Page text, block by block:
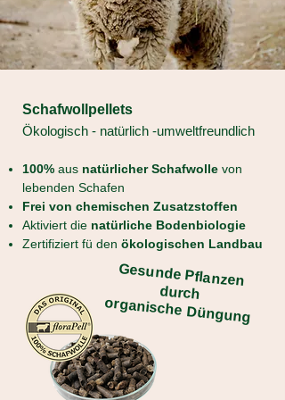
Schafwollpellets
Ökologisch - natürlich -umweltfreundlich
100% aus natürlicher Schafwolle von
lebenden Schafen
Frei von chemischen Zusatzstoffen
Aktiviert die natürliche Bodenbiologie
Zertifiziert fü den ökologischen Landbau
Gesunde Pflanzen
durch
organische Düngung